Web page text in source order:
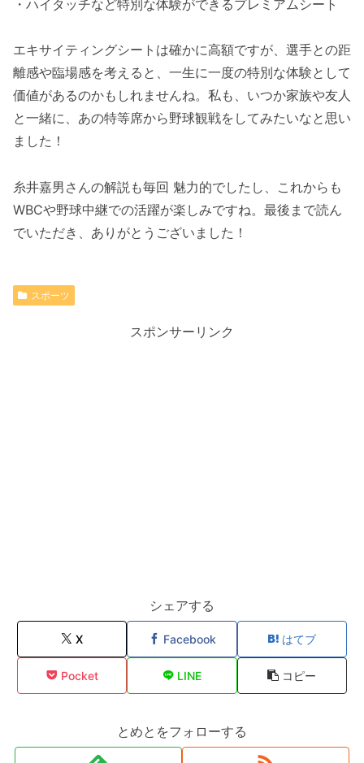
・ハイタッチなど特別な体験ができるプレミアムシート
エキサイティングシートは確かに高額ですが、選手との距
離感や臨場感を考えると、一生に一度の特別な体験として
価値があるのかもしれませんね。私も、いつか家族や友人
と一緒に、あの特等席から野球観戦をしてみたいなと思い
ました！
糸井嘉男さんの解説も毎回 魅力的でしたし、これからも
WBCや野球中継での活躍が楽しみですね。最後まで読ん
でいただき、ありがとうございました！
スポーツ
スポンサーリンク
シェアする
X Facebook はてブ
Pocket LINE コピー
とめとをフォローする